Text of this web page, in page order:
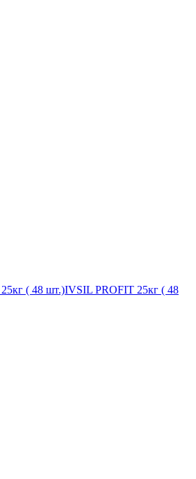
IVSIL PROFIT 25кг ( 48